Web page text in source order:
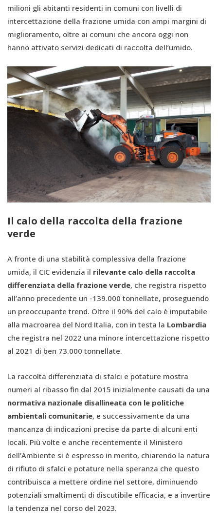
milioni gli abitanti residenti in comuni con livelli di
intercettazione della frazione umida con ampi margini di
miglioramento, oltre ai comuni che ancora oggi non
hanno attivato servizi dedicati di raccolta dell’umido.
Il calo della raccolta della frazione
verde
A fronte di una stabilità complessiva della frazione
umida, il CIC evidenzia il rilevante calo della raccolta
differenziata della frazione verde, che registra rispetto
all’anno precedente un -139.000 tonnellate, proseguendo
un preoccupante trend. Oltre il 90% del calo è imputabile
alla macroarea del Nord Italia, con in testa la Lombardia
che registra nel 2022 una minore intercettazione rispetto
al 2021 di ben 73.000 tonnellate.
La raccolta differenziata di sfalci e potature mostra
numeri al ribasso fin dal 2015 inizialmente causati da una
normativa nazionale disallineata con le politiche
ambientali comunitarie, e successivamente da una
mancanza di indicazioni precise da parte di alcuni enti
locali. Più volte e anche recentemente il Ministero
dell’Ambiente si è espresso in merito, chiarendo la natura
di rifiuto di sfalci e potature nella speranza che questo
contribuisca a mettere ordine nel settore, diminuendo
potenziali smaltimenti di discutibile efficacia, e a invertire
la tendenza nel corso del 2023.